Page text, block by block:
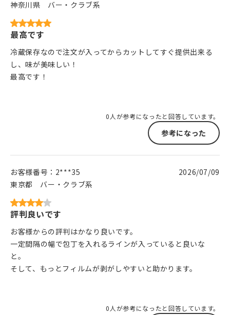
神奈川県 バー・クラブ系
最高です
冷蔵保存なので注文が入ってからカットしてすぐ提供出来る
し、味が美味しい！
最高です！
0人が参考になったと回答しています。
参考になった
お客様番号： 2***35
東京都
バー・クラブ系
2026/07/09
評判良いです
お客様からの評判はかなり良いです。
一定間隔の幅で包丁を入れるラインが入っていると良いな
と。
そして、もっとフィルムが剥がしやすいと助かります。
0人が参考になったと回答しています。